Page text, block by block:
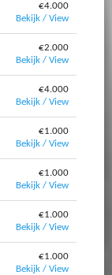
€4.000
Bekijk / View
€2.000
Bekijk / View
€4.000
Bekijk / View
€1.000
Bekijk / View
€1.000
Bekijk / View
€1.000
Bekijk / View
€1.000
Bekijk / View